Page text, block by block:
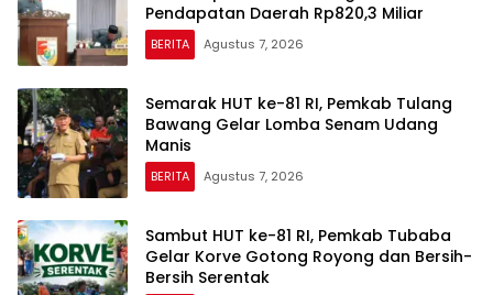
Pendapatan Daerah Rp820,3 Miliar
BERITA Agustus 7, 2026
Semarak HUT ke-81 RI, Pemkab Tulang
Bawang Gelar Lomba Senam Udang
Manis
BERITA Agustus 7, 2026
Sambut HUT ke-81 RI, Pemkab Tubaba
Gelar Korve Gotong Royong dan Bersih-
Bersih Serentak